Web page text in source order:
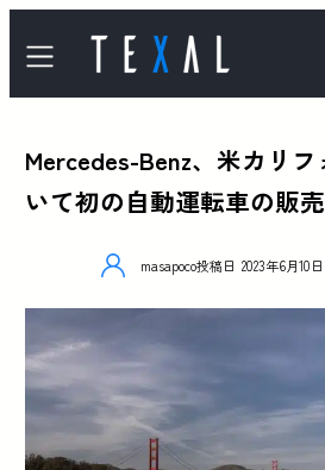
Mercedes-Benz、米カリ
いて初の自動運転車の販
masapoco投稿日 2023年6月10日